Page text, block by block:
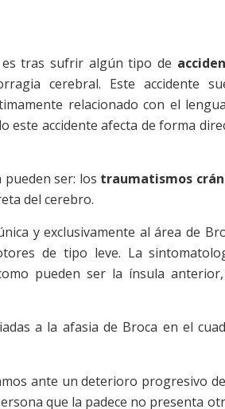
es tras sufrir algún tipo de
cerebral. Este accidente
relacionado con el
este accidente afecta de forma
ser: los traumatismos
del cerebro.
y exclusivamente al área de
de tipo leve. La
pueden ser la ínsula
a la afasia de Broca en el
ante un deterioro progresivo
que la padece no presenta